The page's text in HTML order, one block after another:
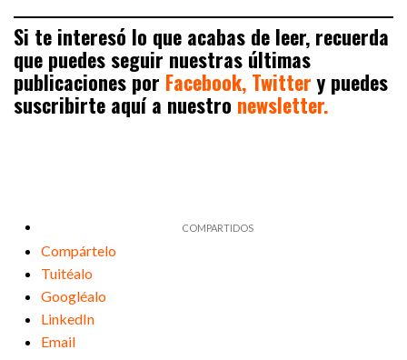
Si te interesó lo que acabas de leer, recuerda
que puedes seguir nuestras últimas
publicaciones por Facebook, Twitter y puedes
suscribirte aquí a nuestro newsletter.
Compártelo
Tuitéalo
Googléalo
LinkedIn
Email